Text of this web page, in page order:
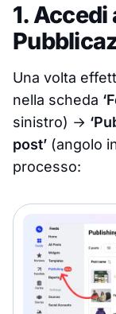
1.
Una volta
nella scheda
sinistro) →
post’ (angolo
processo: